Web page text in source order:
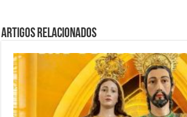
Artigos Relacionados